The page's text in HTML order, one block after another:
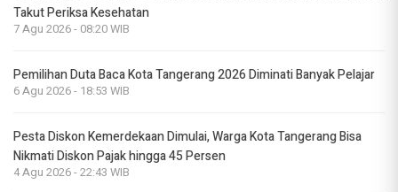
Takut Periksa Kesehatan
7 Agu 2026 - 08:20 WIB
Pemilihan Duta Baca Kota Tangerang 2026 Diminati Banyak Pelajar
6 Agu 2026 - 18:53 WIB
Pesta Diskon Kemerdekaan Dimulai, Warga Kota Tangerang Bisa
Nikmati Diskon Pajak hingga 45 Persen
4 Agu 2026 - 22:43 WIB